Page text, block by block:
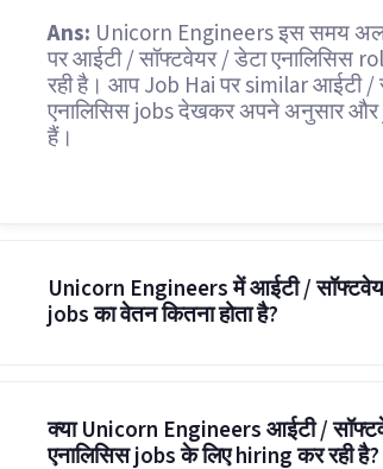
Ans: Unicorn Engineers इस समय
पर आईटी / सॉफ्टवेयर / डेटा एनालिसिस
रही है। आप Job Hai पर similar आईटी /
एनालिसिस jobs देखकर अपने अनुसार
हैं।
Unicorn Engineers में आईटी /
jobs का वेतन कितना होता है?
क्या Unicorn Engineers आईटी /
एनालिसिस jobs के लिए hiring कर रही है?